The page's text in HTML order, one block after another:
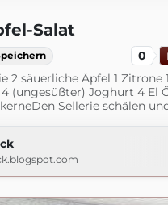
Salat
0
2 säuerliche Äpfel 1 Zitrone
(ungesüßter) Joghurt 4 El
Sellerie schälen